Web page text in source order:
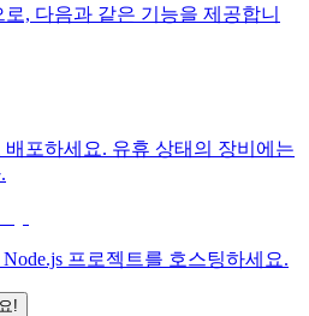
, 다음과 같은 기능을 제공합니
배포하세요. 유휴 상태의 장비에는
Node.js 프로젝트를 호스팅하세요.
!